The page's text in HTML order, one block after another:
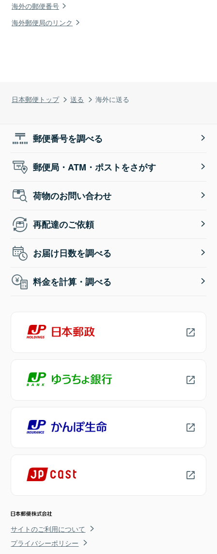
日本郵便トップ 送る 海外に送る
海外の郵便番号
海外郵便局のリンク
郵便番号を調べる
郵便局・ATM・ポストをさがす
荷物のお問い合わせ
再配達のご依頼
お届け日数を調べる
料金を計算・調べる
サイトのご利用について
プライバシーポリシー